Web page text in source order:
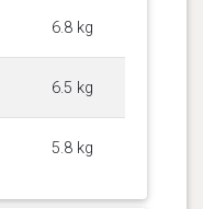
6.8 kg
6.5 kg
5.8 kg